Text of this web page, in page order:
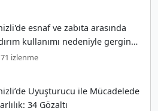
esnaf ve zabıta arasında
kullanımı nedeniyle gergin
izlenme
Uyuşturucu ile Mücadelede
34 Gözaltı